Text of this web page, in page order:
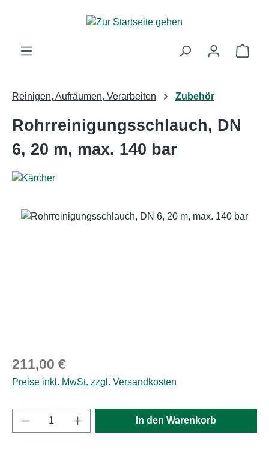
Zum Hauptinhalt springen
Reinigen, Aufräumen, Verarbeiten Zubehör
Rohrreinigungsschlauch, DN
6, 20 m, max. 140 bar
Regulärer Preis:
211,00 €
Preise inkl. MwSt. zzgl. Versandkosten
Produkt Anzahl: Gib den gewünschten
In den Warenkorb